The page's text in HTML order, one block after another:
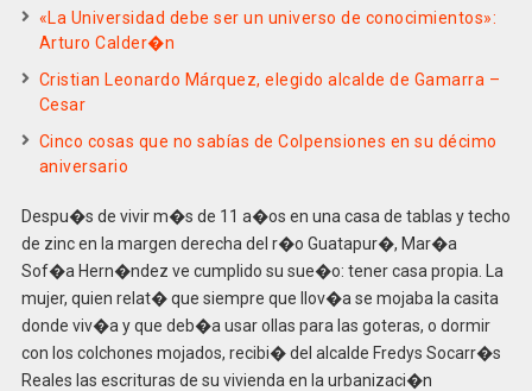
«La Universidad debe ser un universo de conocimientos»:
Arturo Calder�n
Cristian Leonardo Márquez, elegido alcalde de Gamarra –
Cesar
Cinco cosas que no sabías de Colpensiones en su décimo
aniversario
Despu�s de vivir m�s de 11 a�os en una casa de tablas y techo
de zinc en la margen derecha del r�o Guatapur�, Mar�a
Sof�a Hern�ndez ve cumplido su sue�o: tener casa propia. La
mujer, quien relat� que siempre que llov�a se mojaba la casita
donde viv�a y que deb�a usar ollas para las goteras, o dormir
con los colchones mojados, recibi� del alcalde Fredys Socarr�s
Reales las escrituras de su vivienda en la urbanizaci�n